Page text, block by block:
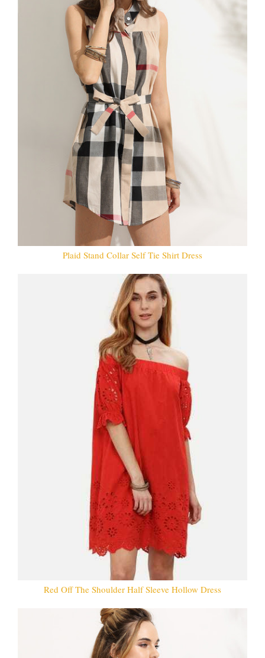
Plaid Stand Collar Self Tie Shirt Dress
Red Off The Shoulder Half Sleeve Hollow Dress